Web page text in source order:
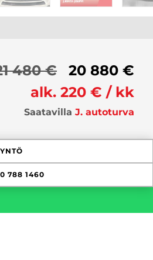
480 €
20 880 €
alk. 220 € / kk
Saatavilla J. autoturva
788 1460